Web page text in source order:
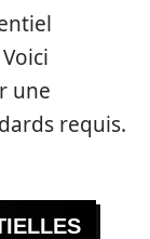
une
requis.